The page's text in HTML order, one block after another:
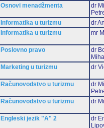
Osnovi menadžmenta
dr
Informatika u turizmu
dr
Informatika u turizmu mr
Poslovno pravo
dr
Marketing u turizmu dr
Računovodstvo u turizmu
dr
Računovodstvo u turizmu dr
Engleski jezik "A" 2
dr